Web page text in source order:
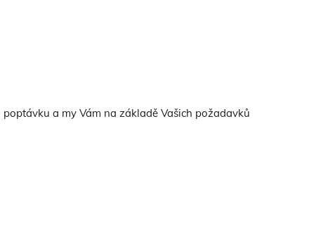
a my Vám na základě Vašich požadavků